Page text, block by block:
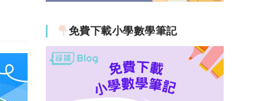
免費下載小學數學筆記